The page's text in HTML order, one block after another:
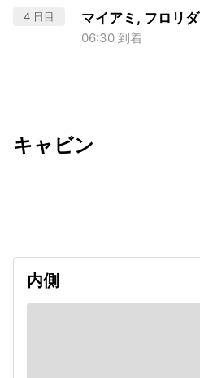
4 日目 マイアミ, フロリダ
06:30 到着
キャビン
内側